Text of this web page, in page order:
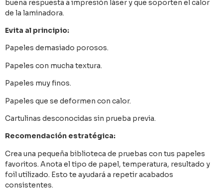
buena respuesta a impresión láser y que soporten el calor
de la laminadora.
Evita al principio:
Papeles demasiado porosos.
Papeles con mucha textura.
Papeles muy finos.
Papeles que se deformen con calor.
Cartulinas desconocidas sin prueba previa.
Recomendación estratégica:
Crea una pequeña biblioteca de pruebas con tus papeles
favoritos. Anota el tipo de papel, temperatura, resultado y
foil utilizado. Esto te ayudará a repetir acabados
consistentes.